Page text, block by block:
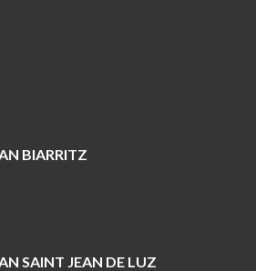
BIARRITZ
SAINT JEAN DE LUZ